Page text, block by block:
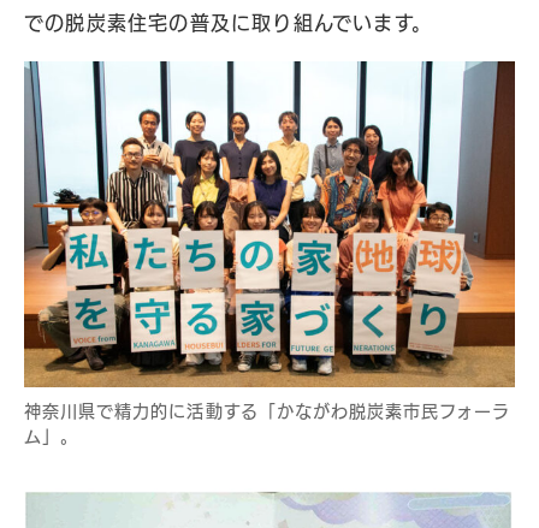
での脱炭素住宅の普及に取り組んでいます。
神奈川県で精力的に活動する「かながわ脱炭素市民フォーラ
ム」。